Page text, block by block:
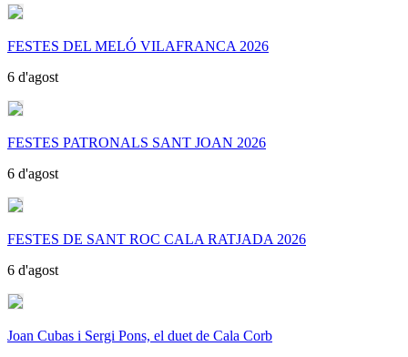
FESTES DEL MELÓ VILAFRANCA 2026
6 d'agost
FESTES PATRONALS SANT JOAN 2026
6 d'agost
FESTES DE SANT ROC CALA RATJADA 2026
6 d'agost
Joan Cubas i Sergi Pons, el duet de Cala Corb